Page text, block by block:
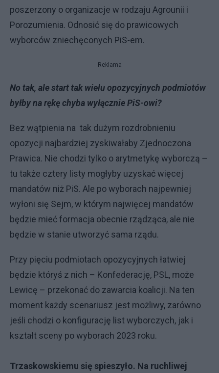
poszerzony o organizacje w rodzaju Agrounii i
Porozumienia. Odnosić się do prawicowych
wyborców zniechęconych PiS-em.
Reklama
No tak, ale start tak wielu opozycyjnych podmiotów
byłby na rękę chyba wyłącznie PiS-owi?
Bez wątpienia na tak dużym rozdrobnieniu
opozycji najbardziej zyskiwałaby Zjednoczona
Prawica. Nie chodzi tylko o arytmetykę wyborczą –
tu także cztery listy mogłyby uzyskać więcej
mandatów niż PiS. Ale po wyborach najpewniej
wyłoni się Sejm, w którym najwięcej mandatów
będzie mieć formacja obecnie rządząca, ale nie
będzie w stanie utworzyć sama rządu.
Przy pięciu podmiotach opozycyjnych łatwiej
będzie któryś z nich – Konfederację, PSL, może
Lewicę – przekonać do zawarcia koalicji. Na ten
moment każdy scenariusz jest możliwy, zarówno
jeśli chodzi o konfigurację list wyborczych, jak i
kształt sceny po wyborach 2023 roku.
Trzaskowskiemu się spieszyło. Na ruchliwej